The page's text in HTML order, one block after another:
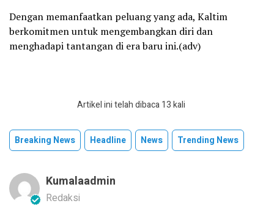
Dengan memanfaatkan peluang yang ada, Kaltim
berkomitmen untuk mengembangkan diri dan
menghadapi tantangan di era baru ini.(adv)
Artikel ini telah dibaca 13 kali
Breaking News Headline News Trending News
Kumalaadmin
Redaksi